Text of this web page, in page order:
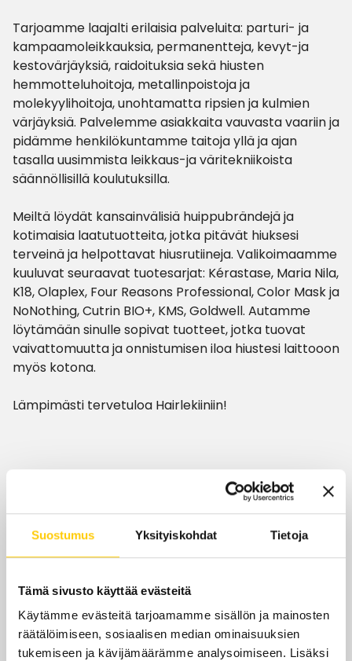
Suostumus Yksityiskohdat Tietoja
Tämä sivusto käyttää evästeitä
Käytämme evästeitä tarjoamamme sisällön ja mainosten
räätälöimiseen, sosiaalisen median ominaisuuksien
tukemiseen ja kävijämäärämme analysoimiseen. Lisäksi
Tarjoamme laajalti erilaisia palveluita: parturi- ja
kampaamoleikkauksia, permanentteja, kevyt-ja
kestovärjäyksiä, raidoituksia sekä hiusten
hemmotteluhoitoja, metallinpoistoja ja
molekyylihoitoja, unohtamatta ripsien ja kulmien
värjäyksiä. Palvelemme asiakkaita vauvasta vaariin ja
pidämme henkilökuntamme taitoja yllä ja ajan
tasalla uusimmista leikkaus-ja väritekniikoista
säännöllisillä koulutuksilla.
Meiltä löydät kansainvälisiä huippubrändejä ja
kotimaisia laatutuotteita, jotka pitävät hiuksesi
terveinä ja helpottavat hiusrutiineja. Valikoimaamme
kuuluvat seuraavat tuotesarjat: Kérastase, Maria Nila,
K18, Olaplex, Four Reasons Professional, Color Mask ja
NoNothing, Cutrin BIO+, KMS, Goldwell. Autamme
löytämään sinulle sopivat tuotteet, jotka tuovat
vaivattomuutta ja onnistumisen iloa hiustesi laittooon
myös kotona.
Lämpimästi tervetuloa Hairlekiiniin!
Tänään
su
Suljettu